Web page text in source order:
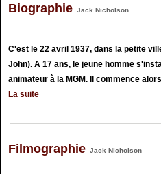
Biographie Jack Nicholson
C'est le 22 avril 1937, dans la petite
John). A 17 ans, le jeune homme
animateur à la MGM. Il commence
La suite
Filmographie Jack Nicholson